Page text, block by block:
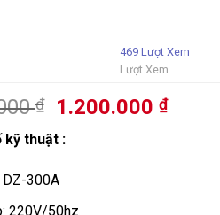
469 Lượt Xem
Lượt Xem
₫
Giá
là:
1.500.000 ₫.
1.200.000 ₫Giá
kỹ thuật :
DZ-300A
220V/50hz